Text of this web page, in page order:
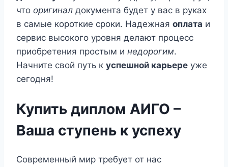
что оригинал документа будет у вас в руках
в самые короткие сроки. Надежная оплата и
сервис высокого уровня делают процесс
приобретения простым и недорогим.
Начните свой путь к успешной карьере уже
сегодня!
Купить диплом АИГО –
Ваша ступень к успеху
Современный мир требует от нас